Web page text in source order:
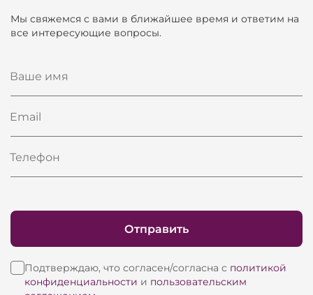
Мы свяжемся с вами в ближайшее время и ответим на
все интересующие вопросы.
Ваше имя
Email
Телефон
Подтверждаю, что согласен/согласна с политикой
конфиденциальности и пользовательским
Отправить